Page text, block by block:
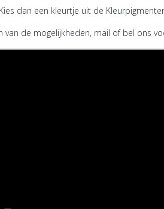
dan een kleurtje uit de
van de mogelijkheden, mail of bel ons